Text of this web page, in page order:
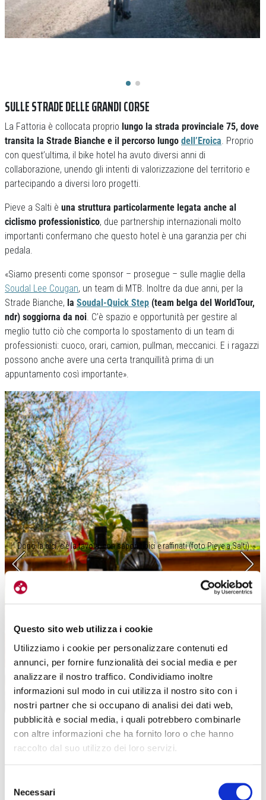
Questo sito web utilizza i cookie
Utilizziamo i cookie per personalizzare contenuti ed
annunci, per fornire funzionalità dei social media e per
analizzare il nostro traffico. Condividiamo inoltre
informazioni sul modo in cui utilizza il nostro sito con i
nostri partner che si occupano di analisi dei dati web,
pubblicità e social media, i quali potrebbero combinarle
con altre informazioni che ha fornito loro o che hanno
raccolto dal suo utilizzo dei loro servizi.
delNecessari
SULLE STRADE DELLE GRANDI CORSE
La Fattoria è collocata proprio lungo la strada provinciale 75, dove
transita la Strade Bianche e il percorso lungo dell’Eroica . Proprio
con quest’ultima, il bike hotel ha avuto diversi anni di
collaborazione, unendo gli intenti di valorizzazione del territorio e
partecipando a diversi loro progetti.
Pieve a Salti è una struttura particolarmente legata anche al
ciclismo professionistico, due partnership internazionali molto
importanti confermano che questo hotel è una garanzia per chi
pedala.
«Siamo presenti come sponsor – prosegue – sulle maglie della
Soudal Lee Cougan, un team di MTB. Inoltre da due anni, per la
Strade Bianche, la Soudal-Quick Step (team belga del WorldTour,
ndr) soggiorna da noi . C’è spazio e opportunità per gestire al
meglio tutto ciò che comporta lo spostamento di un team di
professionisti: cuoco, orari, camion, pullman, meccanici. E i ragazzi
possono anche avere una certa tranquillità prima di un
appuntamento così importante».
Dopo la bici, c’è la tavola, con sapori tipici e raffinati (foto Pieve a Salti)